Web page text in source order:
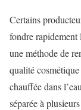
Certains
fondre rapidement
une méthode de
qualité
chauffée dans
séparée à